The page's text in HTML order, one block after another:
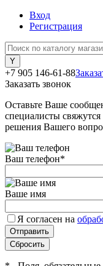
Вход
Регистрация
+7 905 146-61-88
Заказать звонок
Оставьте Ваше
специалисты
решения Вашего
Ваш телефон*
Ваше имя
Я согласен на